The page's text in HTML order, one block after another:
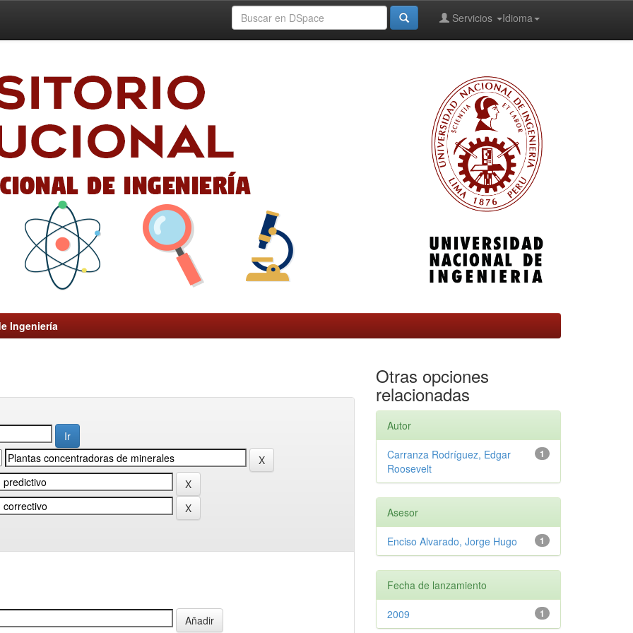
Idioma
Servicios
Ingeniería
Otras opciones
relacionadas
Autor
1
Carranza Rodríguez, Edgar
Roosevelt
Asesor
1
Enciso Alvarado, Jorge Hugo
Fecha de lanzamiento
1
2009